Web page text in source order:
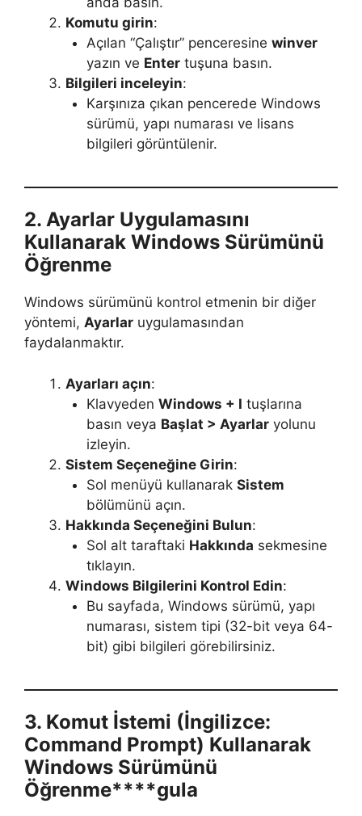
Komutu girin:
Açılan “Çalıştır” penceresine winver
yazın ve Entertuşuna basın.
Bilgileri inceleyin:
Karşınıza çıkan pencerede Windows
sürümü, yapı numarası ve lisans
bilgileri görüntülenir.
2. Ayarlar Uygulamasını
Kullanarak Windows Sürümünü
Öğrenme
Windows sürümünü kontrol etmenin bir diğer
yöntemi, Ayarlar uygulamasından
faydalanmaktır.
Ayarları açın:
Klavyeden Windows + I tuşlarına
basın veya Başlat > Ayarlaryolunu
izleyin.
Sistem Seçeneğine Girin:
Sol menüyü kullanarak Sistem
bölümünü açın.
Hakkında Seçeneğini Bulun:
Sol alt taraftaki Hakkında sekmesine
tıklayın.
Windows Bilgilerini Kontrol Edin:
Bu sayfada, Windows sürümü, yapı
numarası, sistem tipi (32-bit veya 64-
bit) gibi bilgileri görebilirsiniz.
3. Komut İstemi (İngilizce:
Command Prompt) Kullanarak
Windows Sürümünü
Öğrenme****gula